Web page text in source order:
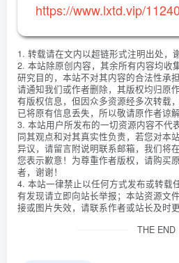
https://www.lxtd.vip/
1. 转载请在文内以超链形式注明出处，
2. 本站除原创内容，其余所有内容均收
研究目的，本站不对其内容的合法性承
请通知我们或作者删除，其版权均归原
有版权信息，但因众多资源经多次转载
已将原有信息丢失，所以敬请原作者谅解
3. 本站用户所发布的一切资源内容不代
同其观点和对其真实性负责，若您对本
异议，请留言附说明联系邮箱，我们将
您表示歉意！为尊重作者版权，请购买
者，谢谢！
4. 本站一律禁止以任何方式发布或转载
有发现请立即向站长举报；本站资源文
接或图片失效，请联系作者或站长及时更
THE END